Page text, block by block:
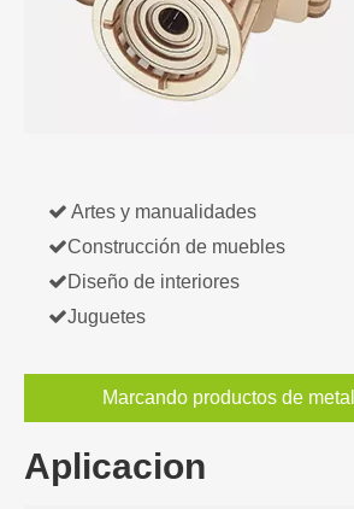
 Artes y manualidades
Construcción de muebles
Diseño de interiores
Juguetes
Marcando productos de
Aplicacion